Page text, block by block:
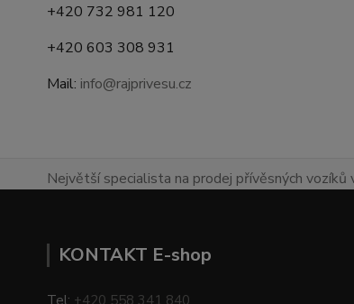
+420 732 981 120
+420 603 308 931
Mail: info@rajprivesu.cz
Největší specialista na prodej přívěsných vozíků
KONTAKT E-shop
Tel: +420 558 341 840